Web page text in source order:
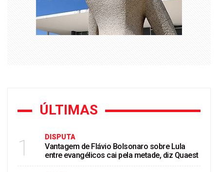
ÚLTIMAS
1 DISPUTA
Vantagem de Flávio Bolsonaro sobre Lula
entre evangélicos cai pela metade, diz Quaest